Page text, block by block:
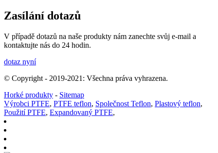
Zasílání dotazů
V případě dotazů na naše produkty nám zanechte svůj e-mail a
kontaktujte nás do 24 hodin.
dotaz nyní
© Copyright - 2019-2021: Všechna práva vyhrazena.
Horké produkty - Sitemap
Výrobci PTFE, PTFE teflon, Společnost Teflon, Plastový teflon,
Použití PTFE, Expandovaný PTFE,